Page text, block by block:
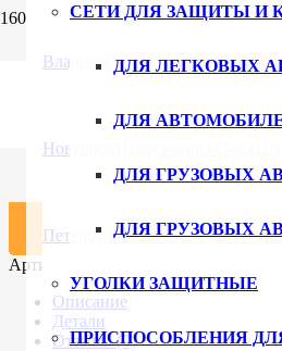
ВладивостокВолгоград
Новгород
ПетербургУльяновскУфа
СЕТИ ДЛЯ ЗАЩИТЫ И
ДЛЯ ЛЕГКОВЫХ
ДЛЯ
ДЛЯ ГРУЗОВЫХ
ДЛЯ ГРУЗОВЫХ
УГОЛКИ ЗАЩИТНЫЕ
ПРИСПОСОБЛЕНИЯ
₽
Количество товара Кольцо для
В корзину
Артикул:
Описание
Детали
Отзывы (0)